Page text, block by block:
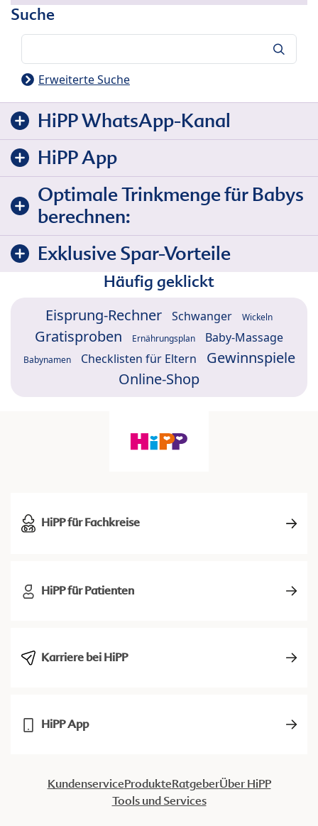
Suche
Erweiterte Suche
HiPP WhatsApp-Kanal
HiPP App
Optimale Trinkmenge für Babys
berechnen:
Exklusive Spar-Vorteile
Häufig geklickt
Eisprung-Rechner Schwanger Wickeln
Gratisproben Ernährungsplan Baby-Massage
Babynamen Checklisten für Eltern
Gewinnspiele
Online-Shop
HiPP für Fachkreise
HiPP für Patienten
Karriere bei HiPP
HiPP App
KundenserviceProdukteRatgeberÜber HiPP
Tools und Services